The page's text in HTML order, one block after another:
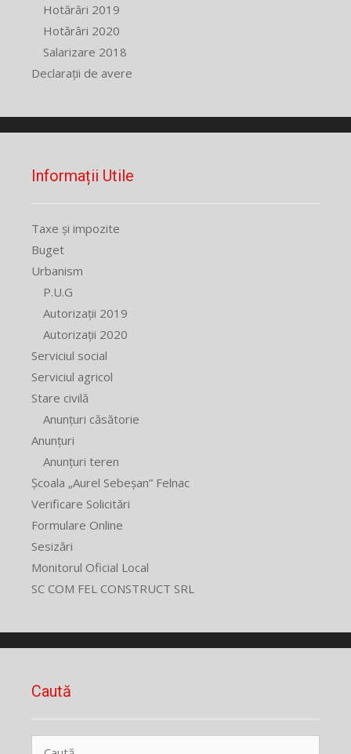
Hotărâri 2019
Hotărâri 2020
Salarizare 2018
Declarații de avere
Informații Utile
Taxe și impozite
Buget
Urbanism
P.U.G
Autorizații 2019
Autorizații 2020
Serviciul social
Serviciul agricol
Stare civilă
Anunțuri căsătorie
Anunțuri
Anunțuri teren
Școala „Aurel Sebeșan” Felnac
Verificare Solicitări
Formulare Online
Sesizări
Monitorul Oficial Local
SC COM FEL CONSTRUCT SRL
Caută